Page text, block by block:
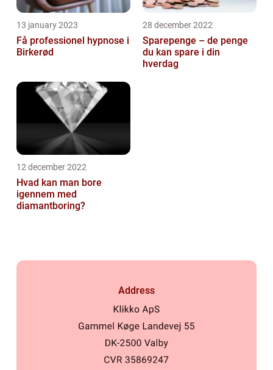
13 january 2023
Få professionel hypnose i
Birkerød
28 december 2022
Sparepenge – de penge
du kan spare i din
hverdag
12 december 2022
Hvad kan man bore
igennem med
diamantboring?
Address